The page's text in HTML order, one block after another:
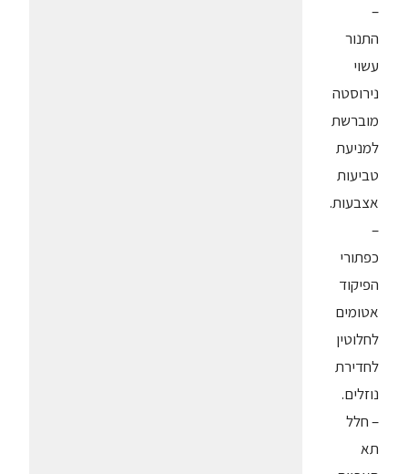
–
התנור
עשוי
נירוסטה
מוברשת
למניעת
טביעות
אצבעות.
–
כפתורי
הפיקוד
אטומים
לחלוטין
לחדירת
נוזלים.
– חלל
תא